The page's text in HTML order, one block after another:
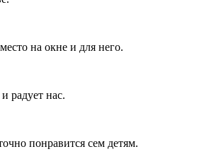
на окне и для него.
радует нас.
понравится сем детям.